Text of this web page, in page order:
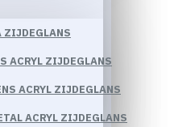
ZIJDEGLANS
ACRYL ZIJDEGLANS
ACRYL ZIJDEGLANS
ACRYL ZIJDEGLANS